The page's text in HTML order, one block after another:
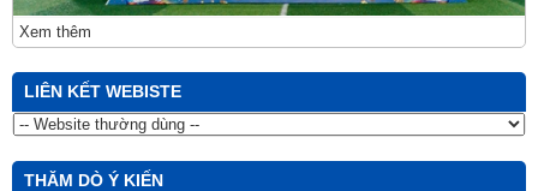
Xem thêm
LIÊN KẾT WEBISTE
THĂM DÒ Ý KIẾN